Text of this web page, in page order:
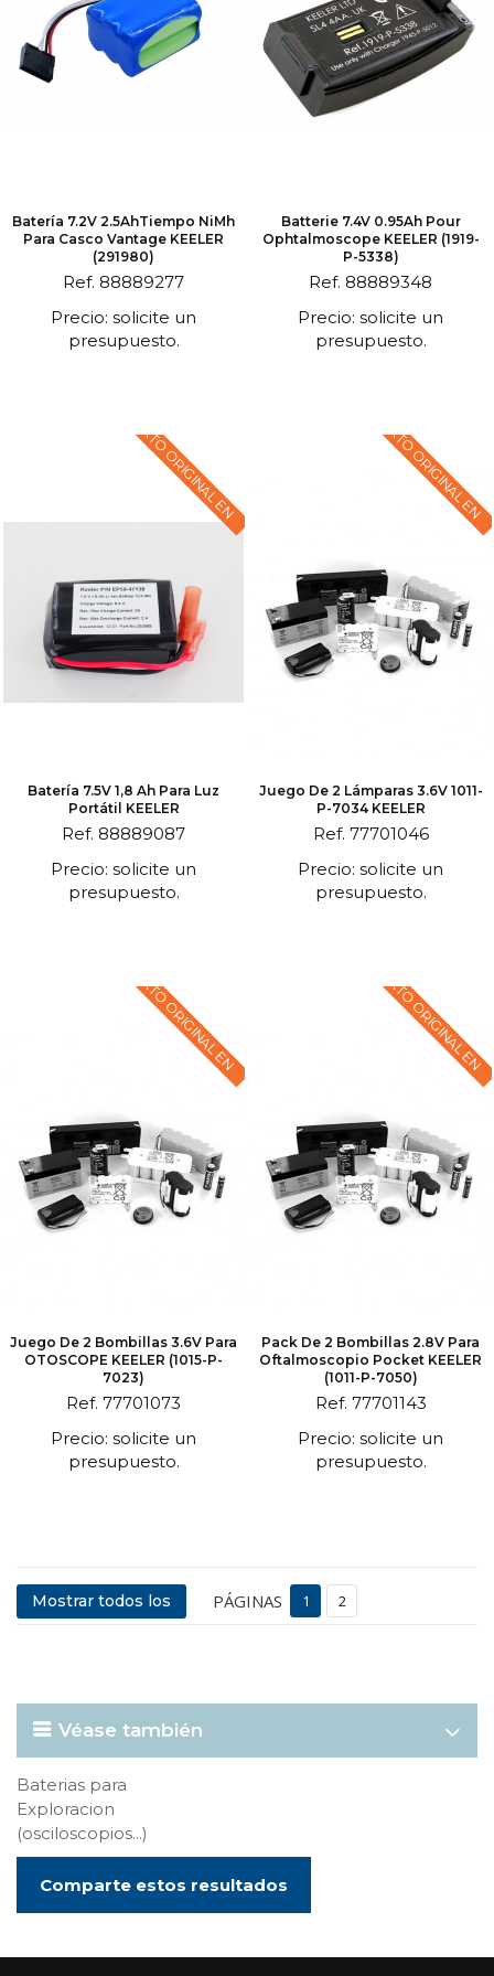
Batería 7.2V 2.5AhTiempo NiMh
Para Casco Vantage KEELER
(291980)
Ref. 88889277
Precio: solicite un
presupuesto.
Batterie 7.4V 0.95Ah Pour
Ophtalmoscope KEELER (1919-
P-5338)
Ref. 88889348
Precio: solicite un
presupuesto.
TEXTO ORIGINAL EN
Batería 7.5V 1,8 Ah Para Luz
Portátil KEELER
Ref. 88889087
Precio: solicite un
presupuesto.
TEXTO ORIGINAL EN
Juego De 2 Lámparas 3.6V 1011-
P-7034 KEELER
Ref. 77701046
Precio: solicite un
presupuesto.
TEXTO ORIGINAL EN
Juego De 2 Bombillas 3.6V Para
OTOSCOPE KEELER (1015-P-
7023)
Ref. 77701073
Precio: solicite un
presupuesto.
TEXTO ORIGINAL EN
Pack De 2 Bombillas 2.8V Para
Oftalmoscopio Pocket KEELER
(1011-P-7050)
Ref. 77701143
Precio: solicite un
presupuesto.
Mostrar todos los PÁGINAS 1 2
Véase también
Baterias para
Exploracion
(osciloscopios...)
Comparte estos resultados